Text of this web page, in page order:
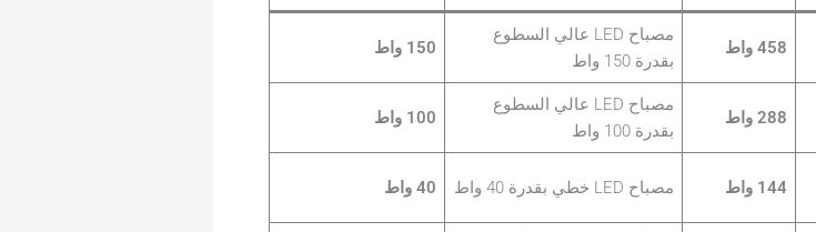
458 واط
مصباح LED عالي السطوع
بقدرة 150 واط
150 واط
288 واط
مصباح LED عالي السطوع
بقدرة 100 واط
100 واط
144 واط مصباح LED خطي بقدرة 40 واط 40 واط